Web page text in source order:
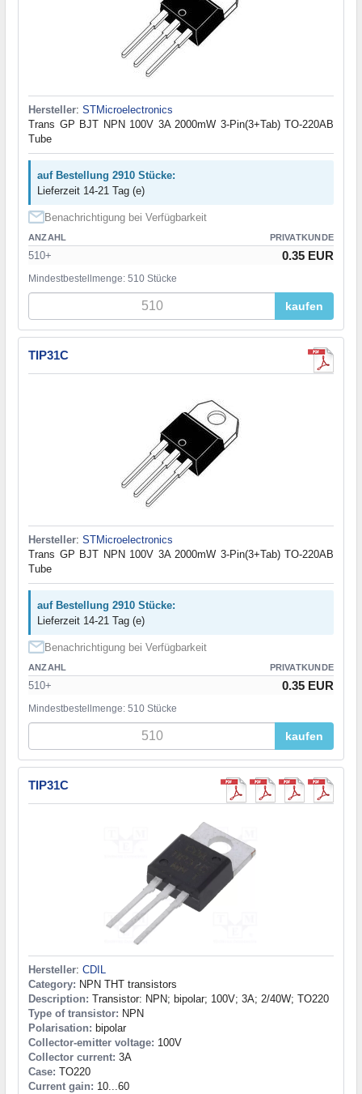
Hersteller: STMicroelectronics
Trans GP BJT NPN 100V 3A 2000mW 3-Pin(3+Tab) TO-220AB
Tube
auf Bestellung 2910 Stücke:
Lieferzeit 14-21 Tag (e)
Benachrichtigung bei Verfügbarkeit
ANZAHL PRIVATKUNDE
510+ 0.35 EUR
Mindestbestellmenge: 510 Stücke
kaufen
TIP31C
Hersteller: STMicroelectronics
Trans GP BJT NPN 100V 3A 2000mW 3-Pin(3+Tab) TO-220AB
Tube
auf Bestellung 2910 Stücke:
Lieferzeit 14-21 Tag (e)
Benachrichtigung bei Verfügbarkeit
ANZAHL PRIVATKUNDE
510+ 0.35 EUR
Mindestbestellmenge: 510 Stücke
kaufen
TIP31C
Hersteller: CDIL
Category: NPN THT transistors
Description: Transistor: NPN; bipolar; 100V; 3A; 2/40W; TO220
Type of transistor: NPN
Polarisation: bipolar
Collector-emitter voltage: 100V
Collector current: 3A
Case: TO220
Current gain: 10...60